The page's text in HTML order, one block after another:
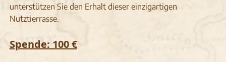
unterstützen Sie den Erhalt dieser einzigartigen
Nutztierrasse.
Spende: 100 €